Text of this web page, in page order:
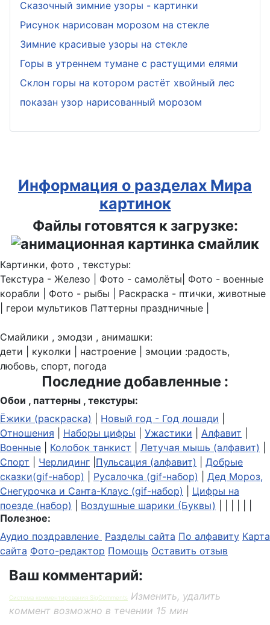
Сказочный зимние узоры - картинки
Рисунок нарисован морозом на стекле
Зимние красивые узоры на стекле
Горы в утреннем тумане с растущими елями
Склон горы на котором растёт хвойный лес
показан узор нарисованный морозом
Информация о разделах Мира
картинок
Файлы готовятся к загрузке:
Картинки, фото , текстуры:
Текстура - Железо | Фото - самолёты| Фото - военные
корабли | Фото - рыбы | Раскраска - птички, животные
| герои мультиков Паттерны праздничные |
Смайлики , эмодзи , анимашки:
дети | куколки | настроение | эмоции :радость,
любовь, спорт, погода
Последние добавленные :
Обои , паттерны , текстуры:
Ёжики (раскраска)
Новый год - Год лошади
Отношения
Наборы цифры Ужастики Алфавит
Военные
Колобок танкист Летучая мышь (алфавит)
Спорт
Черлидинг Пульсация (алфавит)
Добрые
сказки(gif-набор)
Русалочка (gif-набор)
Дед Мороз,
Снегурочка и Санта-Клаус (gif-набор)
Цифры на
поезде (набор)
Воздушные шарики (Буквы)
Полезное:
Аудио поздравление Разделы сайта По алфавиту Карта
сайта Фото-редактор Помощь Оставить отзыв
Ваш комментарий:
Система комментирования SigComments
Изменить, удалить
коммент возможно в течении 15 мин